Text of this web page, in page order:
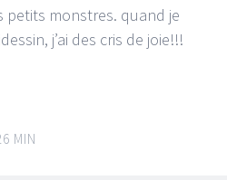
petits monstres. quand je
j’ai des cris de joie!!!
MIN